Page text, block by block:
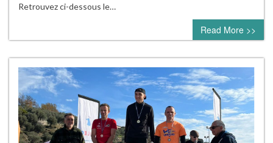
Retrouvez ci-dessous le…
Read More >>